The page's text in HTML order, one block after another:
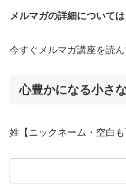
メルマガの詳細については
今すぐメルマガ講座を読
心豊かになる小さ
姓【ニックネーム・空白も